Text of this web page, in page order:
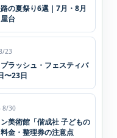
の夏祭り6選｜7月・8月
台
23
ラッシュ・フェスティバ
〜23日
8/30
美術館「偕成社 子どもの
金・整理券の注意点